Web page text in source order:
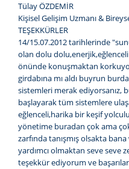
Tülay ÖZDEMİR
Kişisel Gelişim Uzmanı &
TEŞEKKÜRLER
14/15.07.2012 tarihlerinde
olan dolu
önünde konuşmaktan
girdabına mı aldı buyrun
sistemleri merak ediyorsanız,
başlayarak tüm sistemlere
eğlenceli,harika bir keşif
yönetime buradan çok ama
zarfında tanışmış olsakta
yardımcı olmaktan seve seve
teşekkür ediyorum ve